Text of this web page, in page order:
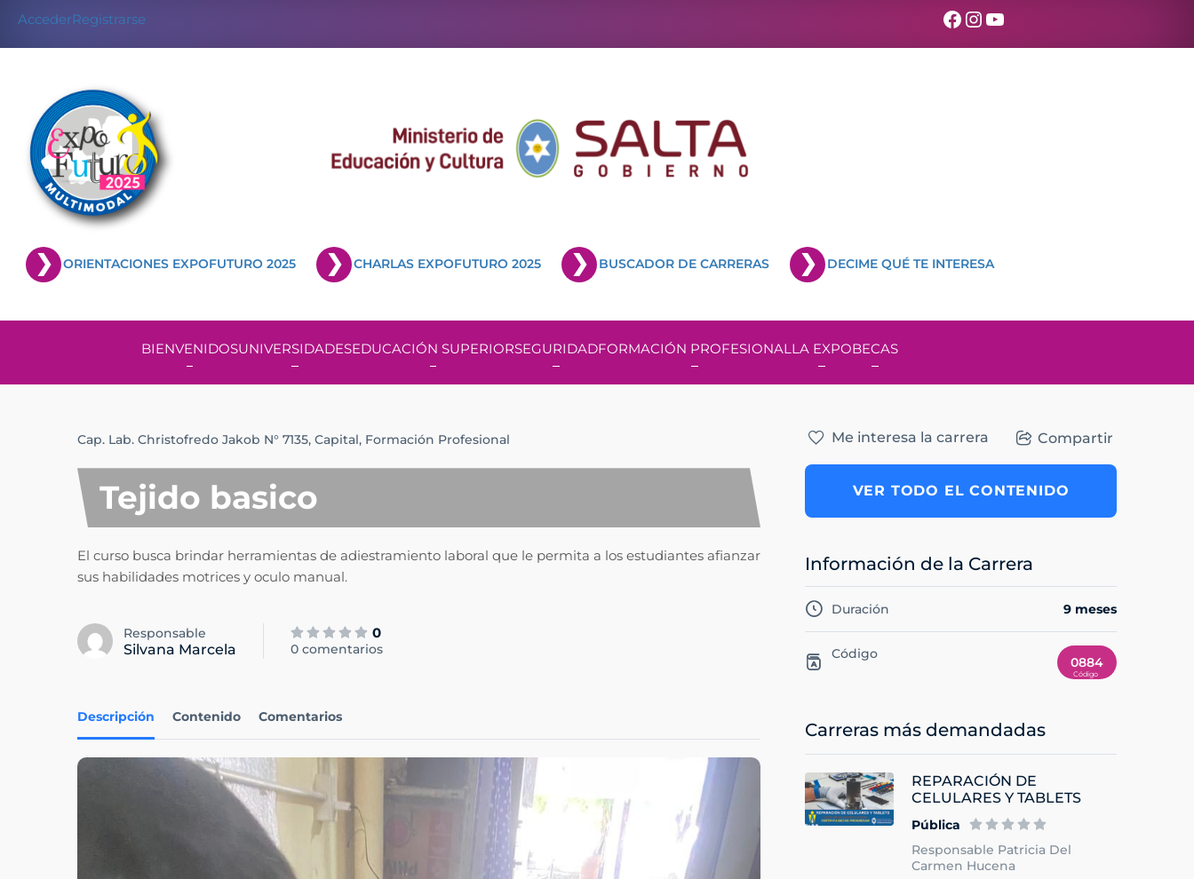
AccederRegistrarse Facebook
Instagram
YouTube
ORIENTACIONES EXPOFUTURO 2025 CHARLAS EXPOFUTURO 2025 BUSCADOR DE CARRERAS DECIME QUÉ TE INTERESA
BIENVENIDOSUNIVERSIDADESEDUCACIÓN SUPERIORSEGURIDADFORMACIÓN PROFESIONALLA EXPOBECAS
Cap. Lab. Christofredo Jakob N° 7135, Capital, Formación Profesional
Tejido basico
El curso busca brindar herramientas de adiestramiento laboral que le permita a los estudiantes afianzar
sus habilidades motrices y oculo manual.
Responsable
Silvana Marcela
0
0 comentarios
Descripción Contenido Comentarios
Me interesa la carrera Compartir
VER TODO EL CONTENIDO
Información de la Carrera
Duración 9 meses
Código
0884
Carreras más demandadas
REPARACIÓN DE
CELULARES Y TABLETS
Pública
Responsable Patricia Del
Carmen Hucena